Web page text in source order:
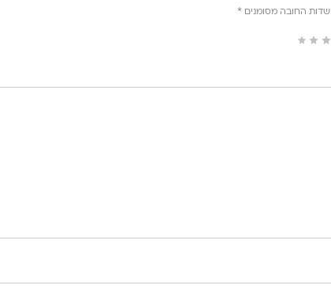
שדות החובה מסומנים *